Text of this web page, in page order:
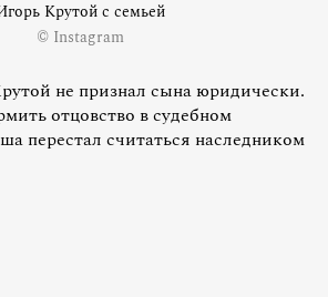
Крутой с семьей
© Instagram
не признал сына юридически.
отцовство в судебном
перестал считаться наследником